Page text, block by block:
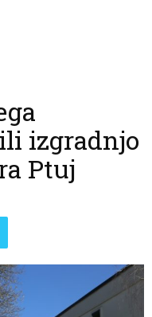
izgradnjo
Ptuj